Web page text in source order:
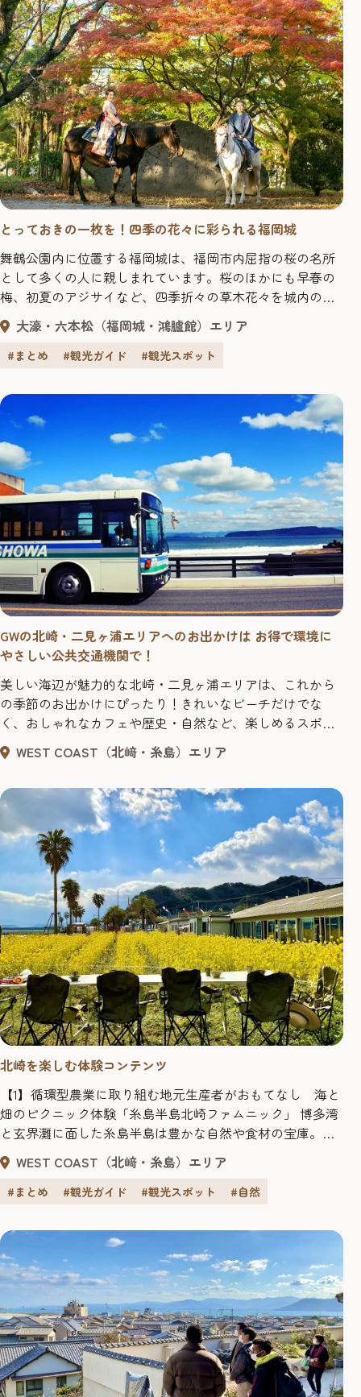
地下鉄とJR、路線バスを乗り継ぐ従来の運賃より110円安く
なります。ま...
とっておきの一枚を！四季の花々に彩られる福岡城
舞鶴公園内に位置する福岡城は、福岡市内屈指の桜の名所
として多くの人に親しまれています。桜のほかにも早春の
梅、初夏のアジサイなど、四季折々の草木花々を城内の各
所で楽しむことができます。季節ごとに異なる表情を見せ
る福岡城の姿を肌で感じながら散策しませんか。 普段着も
いいですが、おすすめは福岡城の雰囲気によく合った着物
物のレンタル＆着付けを気軽に...
大濠・六本松（福岡城・鴻臚館）エリア
#まとめ #観光ガイド #観光スポット
GWの北崎・二見ヶ浦エリアへのお出かけは お得で環境に
やさしい公共交通機関で！
美しい海辺が魅力的な北崎・二見ヶ浦エリアは、これから
の季節のお出かけにぴったり！きれいなビーチだけでな
く、おしゃれなカフェや歴史・自然など、楽しめるスポッ
トが盛りだくさんです。でも、マイカーやレンタカーでお
出かけされる方も多いこの季節。駐車場や渋滞なども気が
共交通機関で、車窓から眺める海辺の景色をのんびり楽し
みながら過ごしてみては？！ ...
WEST COAST（北﨑・糸島）エリア
北崎を楽しむ体験コンテンツ
【1】循環型農業に取り組む地元生産者がおもてなし 海と
畑のピクニック体験「糸島半島北崎ファムニック」 博多湾
と玄界灘に面した糸島半島は豊かな自然や食材の宝庫。都
市近郊にありながら農業や漁業が盛んに行われています。
このコースでは、田畑を荒廃させずに地域の暮らしを存続
させたいという思いをもち、農薬や化学肥料を使わずに循
来を創る会」の畑で農業体...
WEST COAST（北﨑・糸島）エリア
#まとめ #観光ガイド #観光スポット #自然